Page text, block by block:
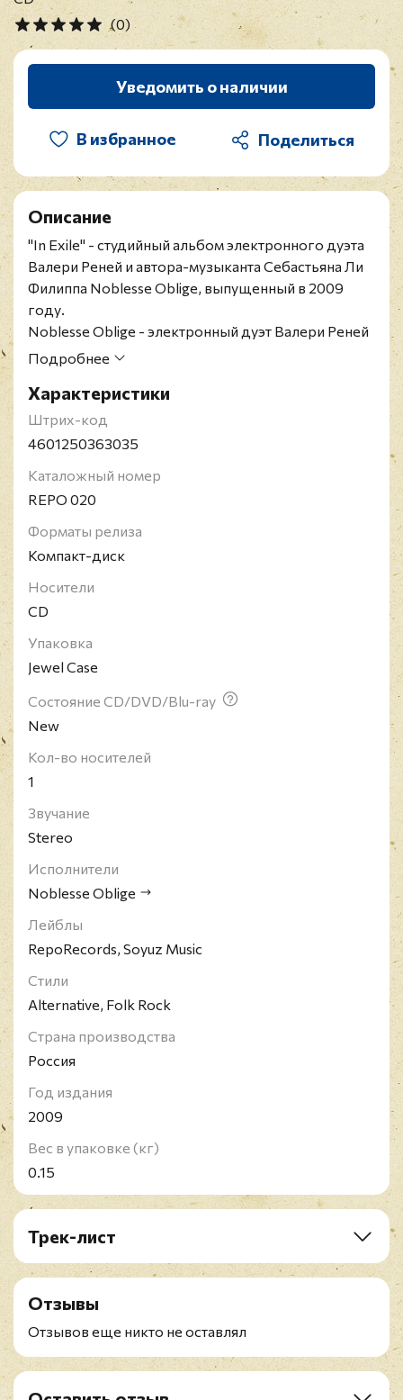
(0)
Уведомить о наличии
В избранное
Описание
"In Exile" - студийный альбом электронного дуэта
Валери Реней и автора-музыканта Себастьяна Ли
Филиппа Noblesse Oblige, выпущенный в 2009
году.
Noblesse Oblige - электронный дуэт Валери Реней
и автора-музыканта Себастьяна Ли Филиппа. В
"Privilege Entails Responsibility".
Подробнее
Характеристики
Штрих-код
4601250363035
Каталожный номер
REPO 020
Форматы релиза
Компакт-диск
Носители
CD
Упаковка
Jewel Case
Состояние CD/DVD/Blu-ray
New
Кол-во носителей
1
Звучание
Stereo
Исполнители
Noblesse Oblige
Лейблы
RepoRecords, Soyuz Music
Стили
Alternative, Folk Rock
Страна производства
Россия
Год издания
2009
Вес в упаковке (кг)
0.15
Трек-лист
1. A.M.
2. Das Soldatengluck
3. Jalouse
4. Seaside Suicide
6. Barracuda
7. Hit The Bongo
Отзывы
Отзывов еще никто не оставлял